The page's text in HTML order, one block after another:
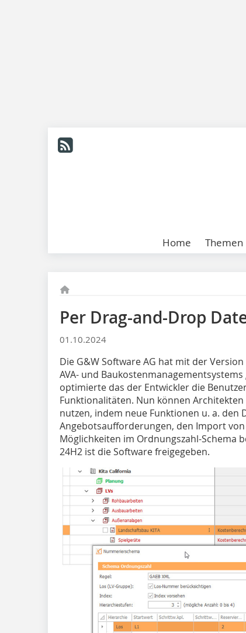
Home Themen
Per Drag-and-Drop
01.10.2024
Die G&W Software AG hat mit der
AVA- und
optimierte das der Entwickler die
Funktionalitäten. Nun können
nutzen, indem neue Funktionen u. a. den
Angebotsaufforderungen, den Import
Möglichkeiten im Ordnungszahl-Schema
24H2 ist die Software freigegeben.